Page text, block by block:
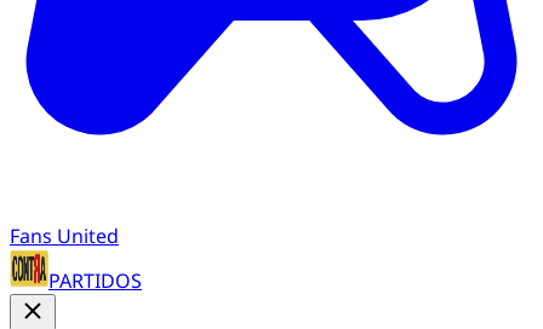
Fans United
PARTIDOS